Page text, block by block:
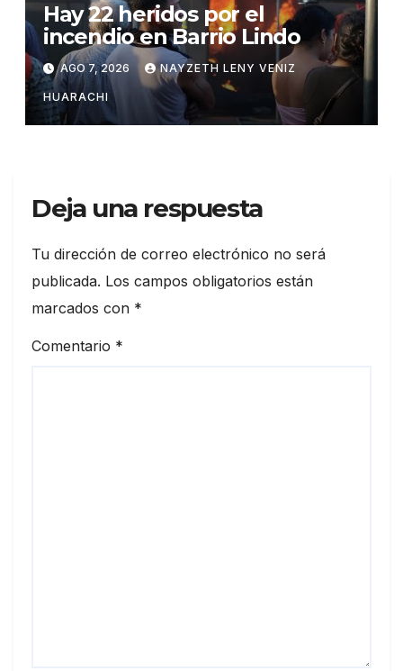
Hay 22 heridos por el
incendio en Barrio Lindo
AGO 7, 2026 NAYZETH LENY VENIZ
HUARACHI
Deja una respuesta
Tu dirección de correo electrónico no será
publicada. Los campos obligatorios están
marcados con *
Comentario *